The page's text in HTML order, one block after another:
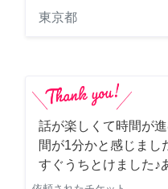
東京都
話が楽しくて時間が
間が1分かと感じまし
すぐうちとけました